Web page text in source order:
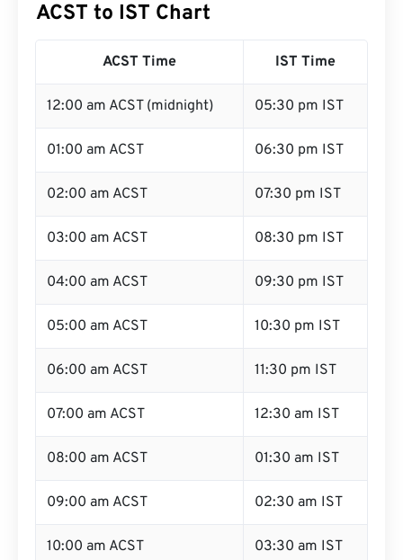
ACST to IST Chart
ACST Time IST Time
12:00 am ACST (midnight) 05:30 pm IST
01:00 am ACST 06:30 pm IST
02:00 am ACST 07:30 pm IST
03:00 am ACST 08:30 pm IST
04:00 am ACST 09:30 pm IST
05:00 am ACST 10:30 pm IST
06:00 am ACST 11:30 pm IST
07:00 am ACST 12:30 am IST
08:00 am ACST 01:30 am IST
09:00 am ACST 02:30 am IST
10:00 am ACST 03:30 am IST